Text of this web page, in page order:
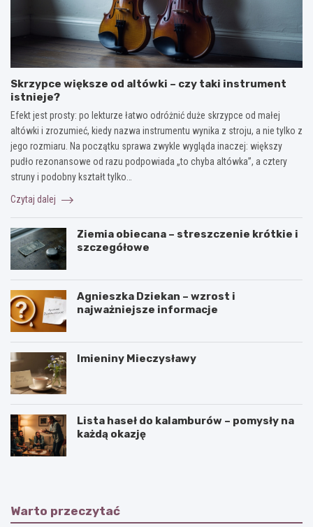
Skrzypce większe od altówki – czy taki instrument
istnieje?
Efekt jest prosty: po lekturze łatwo odróżnić duże skrzypce od małej
altówki i zrozumieć, kiedy nazwa instrumentu wynika z stroju, a nie tylko z
jego rozmiaru. Na początku sprawa zwykle wygląda inaczej: większy
pudło rezonansowe od razu podpowiada „to chyba altówka”, a cztery
struny i podobny kształt tylko…
Czytaj dalej
Ziemia obiecana – streszczenie krótkie i
szczegółowe
Agnieszka Dziekan – wzrost i
najważniejsze informacje
Imieniny Mieczysławy
Lista haseł do kalamburów – pomysły na
każdą okazję
Warto przeczytać